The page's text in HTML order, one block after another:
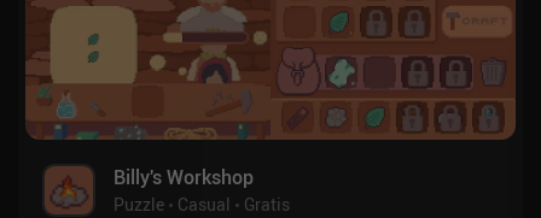
Billy's Workshop
Puzzle Casual Gratis